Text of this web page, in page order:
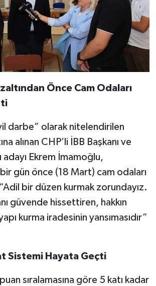
Önce Cam Odaları
darbe” olarak nitelendirilen
alınan CHP’li İBB Başkanı ve
adayı Ekrem İmamoğlu,
gün önce (18 Mart) cam odaları
bir düzen kurmak zorundayız.
güvende hissettiren, hakkın
kurma iradesinin yansımasıdır”
Sistemi Hayata Geçti
sıralamasına göre 5 katı kadar